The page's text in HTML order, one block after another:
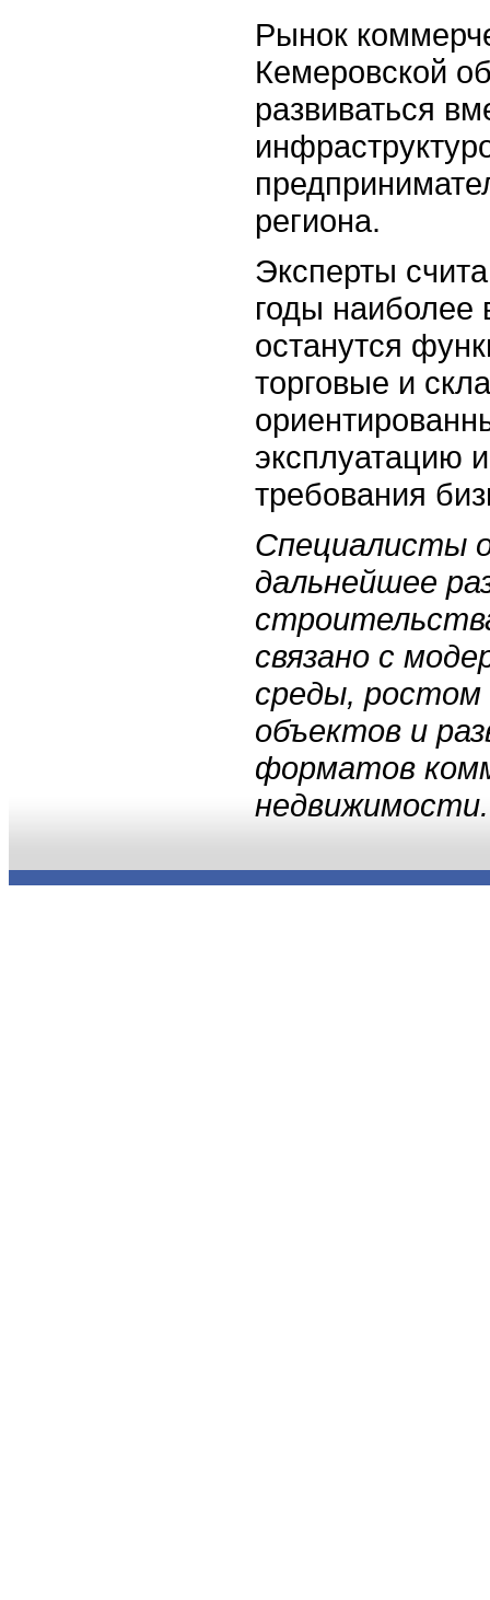
Рынок
Кемеровской
развиваться
региона.
Эксперты
годы наиболее
останутся
торговые и
эксплуатацию
требования
Специалисты
дальнейшее
связано с
среды, ростом
объектов и
форматов
недвижимости.